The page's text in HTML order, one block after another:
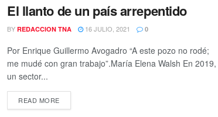
El llanto de un país arrepentido
BY REDACCION TNA 16 JULIO, 2021 0
Por Enrique Guillermo Avogadro “A este pozo no rodé;
me mudé con gran trabajo”.María Elena Walsh En 2019,
un sector...
READ MOREDETAILS